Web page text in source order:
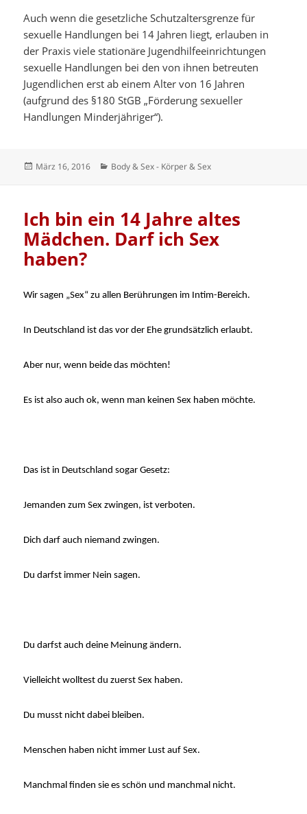
Auch wenn die gesetzliche Schutzaltersgrenze für
sexuelle Handlungen bei 14 Jahren liegt, erlauben in
der Praxis viele stationäre Jugendhilfeeinrichtungen
sexuelle Handlungen bei den von ihnen betreuten
Jugendlichen erst ab einem Alter von 16 Jahren
(aufgrund des §180 StGB „Förderung sexueller
Handlungen Minderjähriger“).
Veröffentlicht
März 16, 2016 Kategorien
Body & Sex - Körper & Sex
Ich bin ein 14 Jahre altes
Mädchen. Darf ich Sex
haben?
Wir sagen „Sex“ zu allen Berührungen im Intim-Bereich.
In Deutschland ist das vor der Ehe grundsätzlich erlaubt.
Aber nur, wenn beide das möchten!
Es ist also auch ok, wenn man keinen Sex haben möchte.
Das ist in Deutschland sogar Gesetz:
Jemanden zum Sex zwingen, ist verboten.
Dich darf auch niemand zwingen.
Du darfst immer Nein sagen.
Du darfst auch deine Meinung ändern.
Vielleicht wolltest du zuerst Sex haben.
Du musst nicht dabei bleiben.
Menschen haben nicht immer Lust auf Sex.
Manchmal finden sie es schön und manchmal nicht.